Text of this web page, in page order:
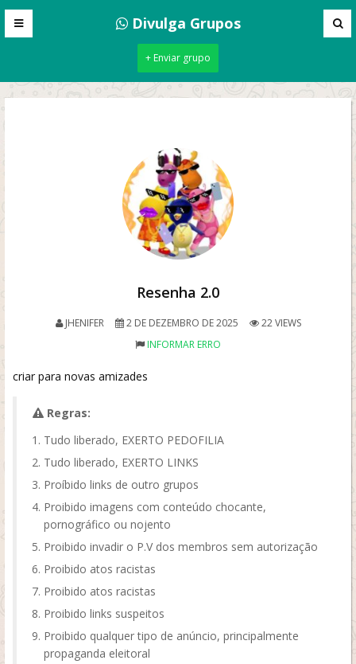
Divulga Grupos
+ Enviar grupo
Resenha 2.0
JHENIFER 2 DE DEZEMBRO DE 2025
22 VIEWS
INFORMAR ERRO
criar para novas amizades
Regras:
Tudo liberado, EXERTO PEDOFILIA
Tudo liberado, EXERTO LINKS
Proíbido links de outro grupos
Proibido imagens com conteúdo chocante,
pornográfico ou nojento
Proibido invadir o P.V dos membros sem autorização
Proibido atos racistas
Proibido atos racistas
Proibido links suspeitos
Proibido qualquer tipo de anúncio, principalmente
propaganda eleitoral